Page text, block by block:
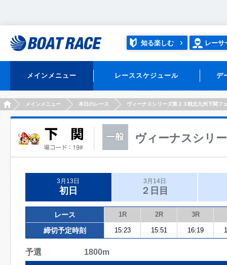
知る楽しむ レーサ
メインメニュー レーススケジュール デ
HOMEメインメニュー 本日のレース ヴィーナスシリーズ第２３戦北九州下関フ
ヴィーナスシリ
3月13日
初日
3月14日
２日目
レース 1R 2R 3R
締切予定時刻 15:23 15:51 16:19
予選 1800m